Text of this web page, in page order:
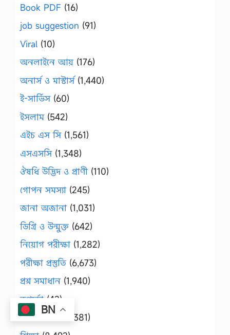
Book PDF (16)
job suggestion (91)
Viral (10)
অনলাইনে আয় (176)
অনার্স ও মাস্টার্স(1,440)
ই-সার্ভিস(60)
ইসলাম(542)
এইচ এস সি(1,561)
এসএসসি(1,348)
ঔষধি উদ্ভিদ ও প্রাণী (110)
গোপন সমস্যা (245)
জানা অজানা (1,031)
ডিগ্রি ও উন্মুক্ত (642)
নিয়োগ পরীক্ষা (1,282)
পরীক্ষা প্রস্তুতি (6,673)
প্রশ্ন সমাধান (1,940)
রূপচর্চা (42)
রোগ প্রতিরোধ
(381)
BN